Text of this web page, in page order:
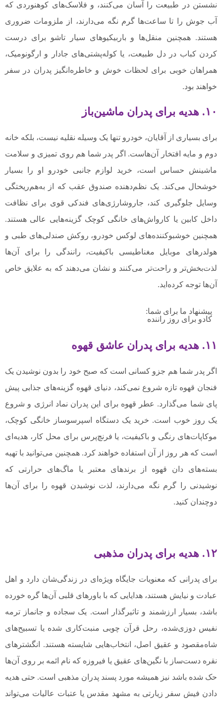
نشستن در طبیعت را آسان می‌کنند، و فلاسک‌های کوهنوردی که
آب جوش را تا ساعت‌ها گرم نگه می‌دارند، از ملزومات ضروری
هستند. همچنین منقل‌ها و باربیکیوهای سیار تاشو برای درست
کردن کباب در دل طبیعت، یا کوله‌پشتی‌های جادار و ارگونومیک،
همراهان خوبی برای لحظات خوش و خاطره‌انگیز پدران در سفر
خواهند بود.
۱۰. هدیه برای پدران ماشین‌باز
برای بسیاری از آقایان، خودرو تنها یک وسیله نقلیه نیست، بلکه خانه
دوم و مایه افتخار آن‌هاست. اگر پدر شما هم روی تمیزی و سلامت
ماشینش حساس است، خرید لوازم جانبی خودرو او را بسیار
خوشحال می‌کند. یک نظم‌دهنده صندوق عقب که از به‌هم‌ریختگی
وسایل جلوگیری کند، جاروشارژی‌های فندکی قوی برای نظافت
داخل کابین یا کارواش‌های خانگی کوچک گزینه‌هایی عالی هستند.
همچنین خوشبوکننده‌های لوکس خودرو، روکش صندلی‌های طبی و
هولدرهای موبایل مغناطیسی باکیفیت، رانندگی را برای آن‌ها
لذت‌بخش‌تر و راحت‌تر می‌کنند و نشان می‌دهند که به علایق خاص
آن‌ها توجه کرده‌اید.
پیشنهاد ما برای شما:
کادو برای روز راننده
۱۱. هدیه برای پدران عاشق قهوه
اگر پدر شما هم جزو کسانی است که صبح خود را بدون نوشیدن یک
فنجان قهوه تازه شروع نمی‌کند، دنیای قهوه گزینه‌های جذابی پیش
پای شما می‌گذارد. عطر قهوه برای این پدران نماد انرژی و شروع
یک روز خوب است. خرید یک دستگاه اسپرسوساز خانگی کوچک،
موکاپات‌های رنگی و باکیفیت، یا فرنچ‌پرس برای محل کار، هدیه‌ای
است که هر روز از آن استفاده خواهند کرد. همچنین می‌توانید با تهیه
بسته‌های دان قهوه از برندهای معتبر یا ماگ‌های حرارتی که
نوشیدنی را گرم نگه می‌دارند، لذت نوشیدن قهوه را برای آن‌ها
دوچندان کنید.
۱۲. هدیه برای پدران مذهبی
برای پدرانی که معنویات جایگاه ویژه‌ای در زندگی‌شان دارد و اهل
عبادت و نیایش هستند، هدایایی که با باورهای قلبی آن‌ها گره خورده
باشد، بسیار ارزشمند و تاثیرگذار است. یک سجاده و جانماز ترمه
نفیس دوزی‌شده، رحل قرآن چوبی منبت‌کاری شده یا تسبیح‌های
شاه‌مقصود و عقیق اصل، انتخاب‌هایی شایسته هستند. انگشترهای
نقره دست‌ساز با نگین‌های عقیق یا فیروزه که نام ائمه بر روی آن‌ها
حک شده باشد نیز همیشه مورد پسند پدران مذهبی است. حتی هدیه
دادن فیش سفر زیارتی به مشهد مقدس یا عتبات عالیات می‌تواند